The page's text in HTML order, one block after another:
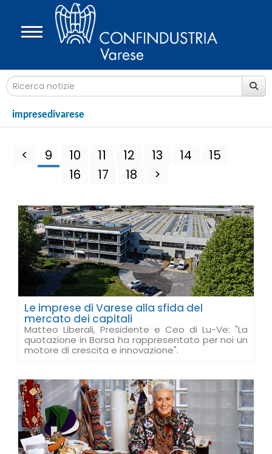
impresedivarese
< 9 10 11 12 13 14
15
16
17 18 >
Le imprese di Varese alla sfida del
mercato dei capitali
Matteo Liberali, Presidente e Ceo di Lu-Ve: "La
quotazione in Borsa ha rappresentato per noi un
motore di crescita e innovazione".